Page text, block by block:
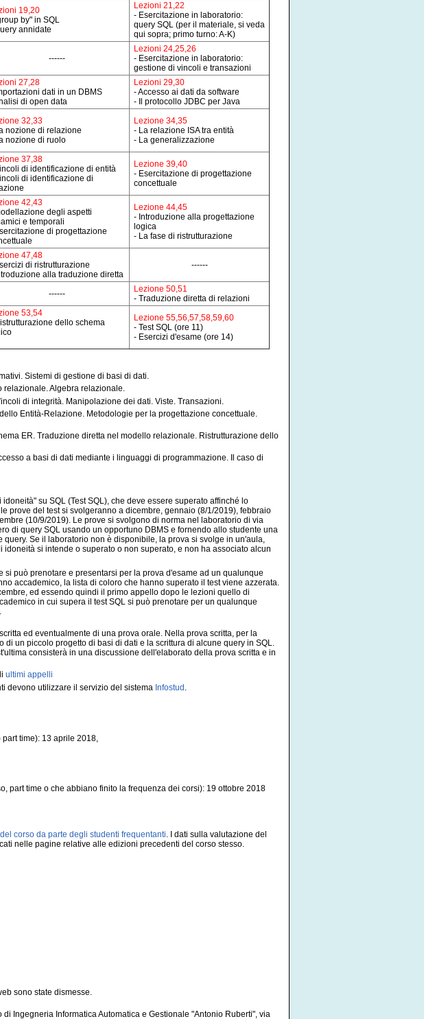
19,20
by" in SQL
annidate
Lezioni 21,22
- Esercitazione in laboratorio:
query SQL (per il materiale, si veda
qui sopra; primo turno: A-K)
------
Lezioni 24,25,26
- Esercitazione in laboratorio:
gestione di vincoli e transazioni
27,28
dati in un DBMS
di open data
Lezioni 29,30
- Accesso ai dati da software
- Il protocollo JDBC per Java
32,33
nozione di relazione
nozione di ruolo
Lezione 34,35
- La relazione ISA tra entità
- La generalizzazione
37,38
di identificazione di entità
di identificazione di
Lezione 39,40
- Esercitazione di progettazione
concettuale
42,43
degli aspetti
e temporali
di progettazione
Lezione 44,45
- Introduzione alla progettazione
logica
- La fase di ristrutturazione
47,48
di ristrutturazione
alla traduzione diretta
------
------
Lezione 50,51
- Traduzione diretta di relazioni
53,54
dello schema
Lezione 55,56,57,58,59,60
- Test SQL (ore 11)
- Esercizi d'esame (ore 14)
Sistemi di gestione di basi di dati.
relazionale. Algebra relazionale.
di integrità. Manipolazione dei dati. Viste. Transazioni.
Entità-Relazione. Metodologie per la progettazione concettuale.
ER. Traduzione diretta nel modello relazionale. Ristrutturazione dello
a basi di dati mediante i linguaggi di programmazione. Il caso di
su SQL (Test SQL), che deve essere superato affinché lo
prove del test si svolgeranno a dicembre, gennaio (8/1/2019), febbraio
(10/9/2019). Le prove si svolgono di norma nel laboratorio di via
di query SQL usando un opportuno DBMS e fornendo allo studente una
Se il laboratorio non è disponibile, la prova si svolge in un'aula,
si intende o superato o non superato, e non ha associato alcun
si può prenotare e presentarsi per la prova d'esame ad un qualunque
accademico, la lista di coloro che hanno superato il test viene azzerata.
ed essendo quindi il primo appello dopo le lezioni quello di
in cui supera il test SQL si può prenotare per un qualunque
ed eventualmente di una prova orale. Nella prova scritta, per la
un piccolo progetto di basi di dati e la scrittura di alcune query in SQL.
consisterà in una discussione dell'elaborato della prova scritta e in
ultimi appelli
devono utilizzare il servizio del sistema Infostud
time): 13 aprile 2018,
part time o che abbiano finito la frequenza dei corsi): 19 ottobre 2018
corso da parte degli studenti frequentanti . I dati sulla valutazione del
nelle pagine relative alle edizioni precedenti del corso stesso.
sono state dismesse.
di Ingegneria Informatica Automatica e Gestionale "Antonio Ruberti", via